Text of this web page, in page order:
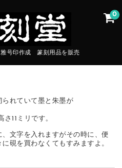
雅号印作成 篆刻用品を販売
0
れていて墨と朱墨が
11ミリです。
文字を入れますがその時に、便
硯を買わなくてもすみますよ。